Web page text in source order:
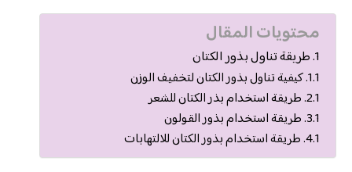
محتويات المقال
طريقة تناول بذور الكتان
كيفية تناول بذور الكتان لتخفيف الوزن
طريقة استخدام بذر الكتان للشعر
طريقة استخدام بذور القولون
طريقة استخدام بذور الكتان للالتهابات